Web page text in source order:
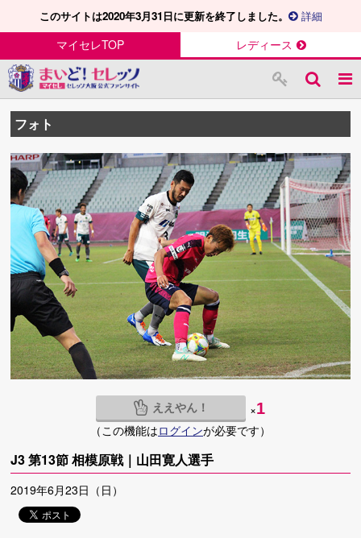
このサイトは2020年3月31日に更新を終了しました。 詳細
マイセレTOP レディース
フォト
ええやん！ ×1
（この機能はログインが必要です）
J3 第13節 相模原戦｜山田寛人選手
2019年6月23日（日）